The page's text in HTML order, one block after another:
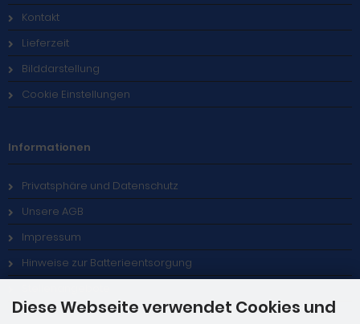
Kontakt
Lieferzeit
Bilddarstellung
Cookie Einstellungen
Informationen
Privatsphäre und Datenschutz
Unsere AGB
Impressum
Hinweise zur Batterieentsorgung
Diese Webseite verwendet Cookies und